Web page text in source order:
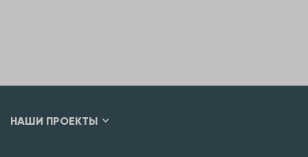
НАШИ ПРОЕКТЫ